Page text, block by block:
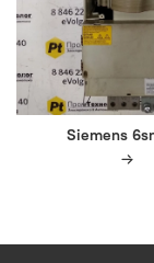
Siemens